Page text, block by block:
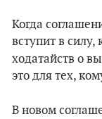
Когда
вступит в силу,
ходатайств о
это для тех,
В новом